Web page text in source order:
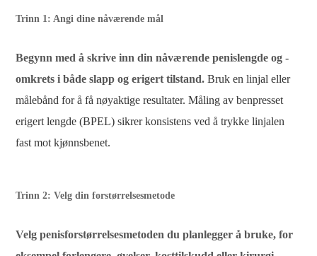
Trinn 1: Angi dine nåværende mål
Begynn med å skrive inn din nåværende penislengde og -
omkrets i både slapp og erigert tilstand. Bruk en linjal eller
målebånd for å få nøyaktige resultater. Måling av benpresset
erigert lengde (BPEL) sikrer konsistens ved å trykke linjalen
fast mot kjønnsbenet.
Trinn 2: Velg din forstørrelsesmetode
Velg penisforstørrelsesmetoden du planlegger å bruke, for